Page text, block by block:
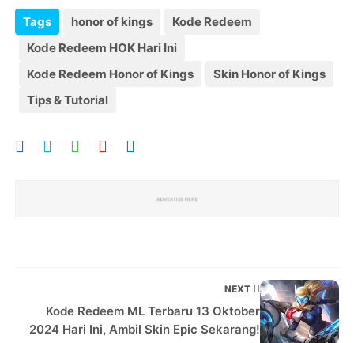
Tags honor of kings
Kode Redeem
Kode Redeem HOK Hari Ini
Kode Redeem Honor of Kings
Skin Honor of Kings
Tips & Tutorial
NEXT
Kode Redeem ML Terbaru 13 Oktober
2024 Hari Ini, Ambil Skin Epic Sekarang!